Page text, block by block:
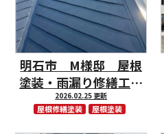
明石市 M様邸 屋根
塗装・雨漏り修繕工事
完工しました。
2026.02.25 更新
屋根修繕塗装 屋根塗装